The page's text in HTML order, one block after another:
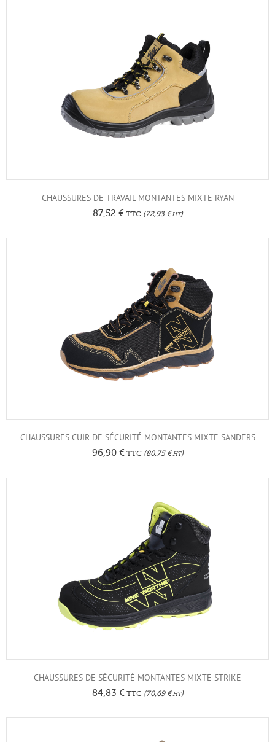
CHAUSSURES DE TRAVAIL MONTANTES MIXTE RYAN
87,52 €TTC(72,93 €HT)
CHAUSSURES CUIR DE SÉCURITÉ MONTANTES MIXTE SANDERS
96,90 €TTC(80,75 €HT)
CHAUSSURES DE SÉCURITÉ MONTANTES MIXTE STRIKE
84,83 €TTC(70,69 €HT)